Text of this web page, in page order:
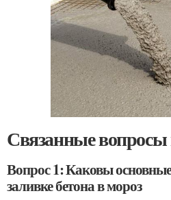
Связанные
Вопрос 1: Каковы
заливке бетона в мороз